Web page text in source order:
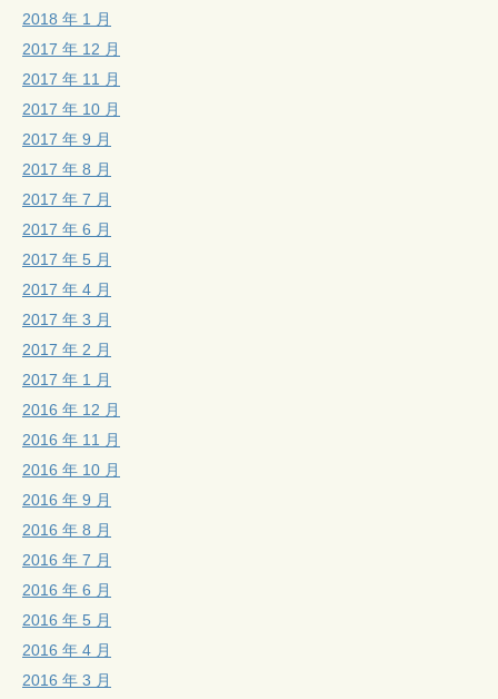
2018 年 1 月
2017 年 12 月
2017 年 11 月
2017 年 10 月
2017 年 9 月
2017 年 8 月
2017 年 7 月
2017 年 6 月
2017 年 5 月
2017 年 4 月
2017 年 3 月
2017 年 2 月
2017 年 1 月
2016 年 12 月
2016 年 11 月
2016 年 10 月
2016 年 9 月
2016 年 8 月
2016 年 7 月
2016 年 6 月
2016 年 5 月
2016 年 4 月
2016 年 3 月